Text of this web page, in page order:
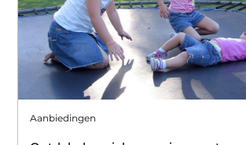
Aanbiedingen